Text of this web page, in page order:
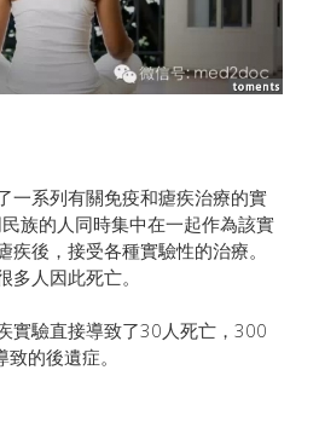
一系列有關免疫和瘧疾治療的實
族的人同時集中在一起作為該實
後，接受各種實驗性的治療。
人因此死亡。
實驗直接導致了30人死亡，300
的後遺症。